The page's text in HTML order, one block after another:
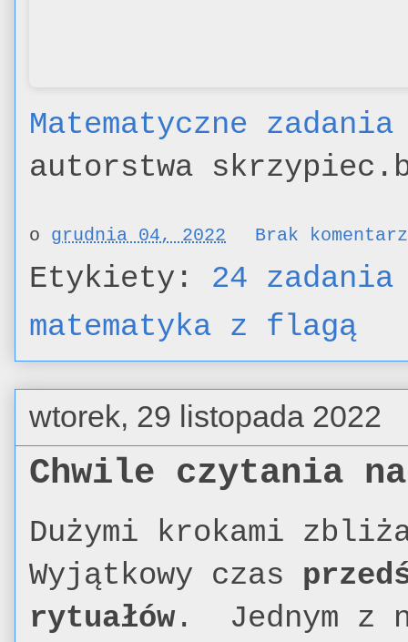
Matematyczne
autorstwa
o grudnia 04, 2022 Brak
Etykiety: 24
matematyka z flagą
wtorek, 29 listopada 2022
Chwile czytania
Dużymi krokami
Wyjątkowy czas
rytuałów . Jednym z